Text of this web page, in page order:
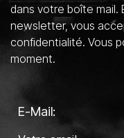
dans votre boîte mail.
newsletter, vous
confidentialité. Vous
moment.
E-Mail: